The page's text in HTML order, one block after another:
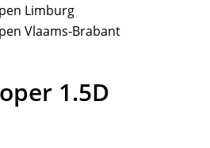
Limburg
Vlaams-Brabant
1.5D